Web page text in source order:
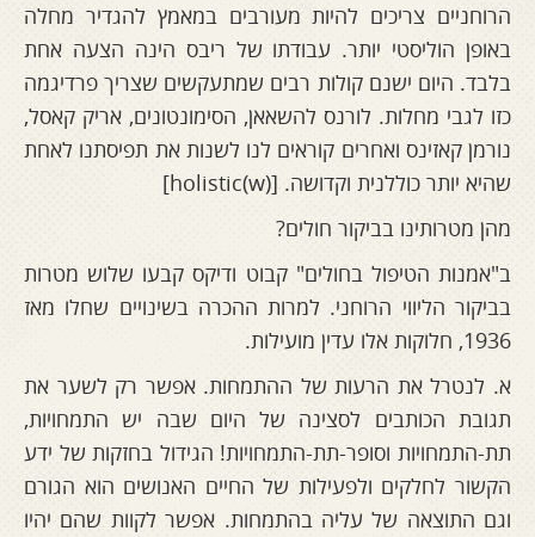
הרוחניים צריכים להיות מעורבים במאמץ להגדיר מחלה
באופן הוליסטי יותר. עבודתו של ריבס הינה הצעה אחת
בלבד. היום ישנם קולות רבים שמתעקשים שצריך פרדיגמה
כזו לגבי מחלות. לורנס להשאאן, הסימונטונים, אריק קאסל,
נורמן קאזינס ואחרים קוראים לנו לשנות את תפיסתנו לאחת
שהיא יותר כוללנית וקדושה. [(w)holistic]
מהן מטרותינו בביקור חולים?
ב"אמנות הטיפול בחולים" קבוט ודיקס קבעו שלוש מטרות
בביקור הליווי הרוחני. למרות ההכרה בשינויים שחלו מאז
1936, חלוקות אלו עדין מועילות.
א. לנטרל את הרעות של ההתמחות. אפשר רק לשער את
תגובת הכותבים לסצינה של היום שבה יש התמחויות,
תת-התמחויות וסופר-תת-התמחויות! הגידול בחזקות של ידע
הקשור לחלקים ולפעילות של החיים האנושים הוא הגורם
וגם התוצאה של עליה בהתמחות. אפשר לקוות שהם יהיו